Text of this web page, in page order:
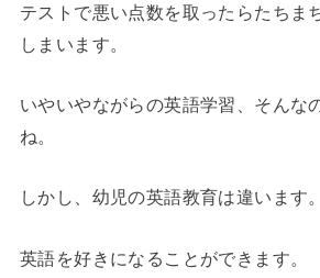
テストで悪い点数を取ったらたちま
しまいます。
いやいやながらの英語学習、そんな
ね。
しかし、幼児の英語教育は違います。
英語を好きになることができます。